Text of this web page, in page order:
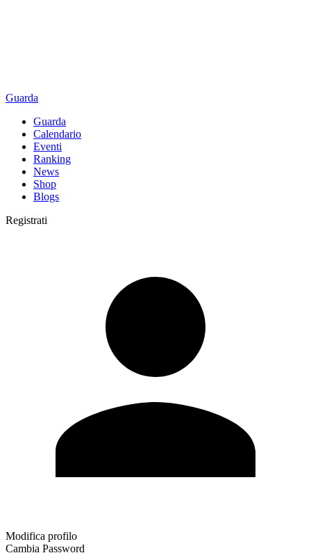
Guarda
Guarda
Calendario
Eventi
Ranking
News
Shop
Blogs
Registrati
Modifica profilo
Cambia Password